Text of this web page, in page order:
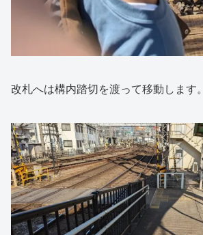
改札へは構内踏切を渡って移動します。